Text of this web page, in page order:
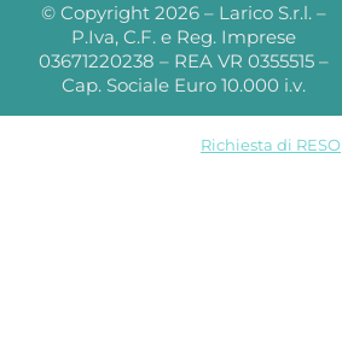
© Copyright 2026 – Larico S.r.l. –
P.Iva, C.F. e Reg. Imprese
03671220238 – REA VR 0355515 –
Cap. Sociale Euro 10.000 i.v.
Richiesta di RESO